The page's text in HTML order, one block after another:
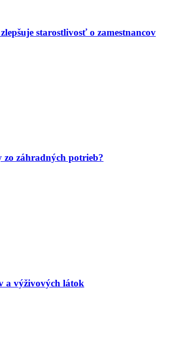
starostlivosť o zamestnancov
záhradných potrieb?
a výživových látok